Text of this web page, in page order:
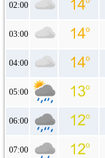
02:00
03:00
04:00
05:00
06:00
07:00